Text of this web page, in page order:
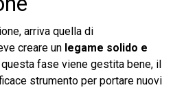
arriva quella di
creare un legame solido e
fase viene gestita bene, il
strumento per portare nuovi